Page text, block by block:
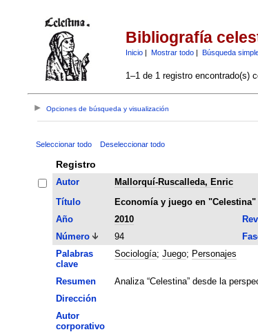
Bibliografía
Inicio| Mostrar todo| Búsqueda
1–1 de 1 registro encontrado(s)
Opciones de búsqueda y visualización
Seleccionar todo Deseleccionar todo
Registro
Autor
Mallorquí-Ruscalleda, Enric
Título
Economía y juego en "Celestina"
Año
2010
Número
94
Palabras
clave
Sociología; Juego; Personajes
Resumen
Analiza “Celestina” desde la
Dirección
Autor
corporativo